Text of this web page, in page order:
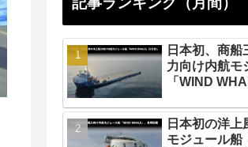
日本初、商船
力向け内航モ
「WIND
日本初の洋上
モジュール船